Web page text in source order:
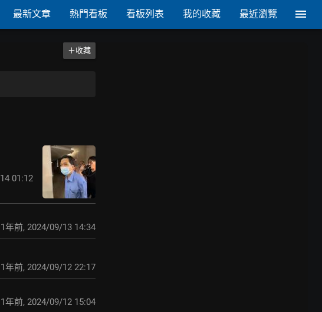
最新文章 熱門看板 看板列表 我的收藏 最近瀏覽
＋收藏
01:12
1年前, 2024/09/13 14:34
1年前, 2024/09/12 22:17
1年前, 2024/09/12 15:04